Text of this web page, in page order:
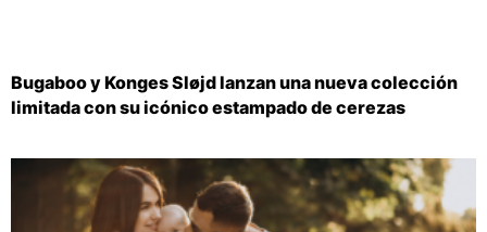
Bugaboo y Konges Sløjd lanzan una nueva colección
limitada con su icónico estampado de cerezas